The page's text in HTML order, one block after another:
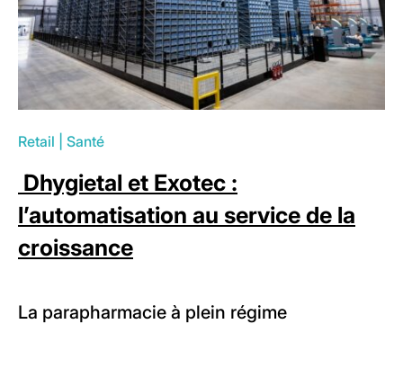
Retail Santé
Dhygietal et Exotec :
l’automatisation au service de la
croissance
La parapharmacie à plein régime